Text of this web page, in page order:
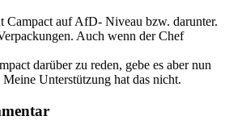
Campact auf AfD- Niveau bzw. darunter.
Auch wenn der Chef
darüber zu reden, gebe es aber nun
Unterstützung hat das nicht.